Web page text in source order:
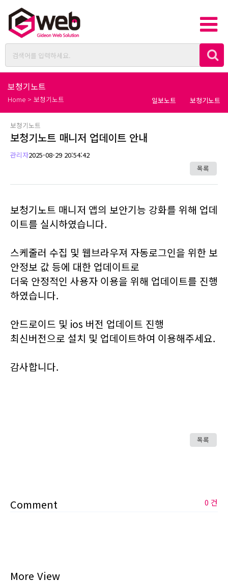
보청기노트
Home > 보청기노트 일보노트 보청기노트
보청기노트
보청기노트 매니저 업데이트 안내
관리자2025-08-29 20:54:42
목록
보청기노트 매니저 앱의 보안기능 강화를 위해 업데
이트를 실시하였습니다.
스케줄러 수집 및 웹브라우져 자동로그인을 위한 보
안정보 값 등에 대한 업데이트로
더욱 안정적인 사용자 이용을 위해 업데이트를 진행
하였습니다.
안드로이드 및 ios 버전 업데이트 진행
최신버전으로 설치 및 업데이트하여 이용해주세요.
감사합니다.
목록
Comment 0 건
More View